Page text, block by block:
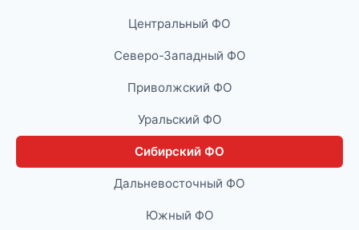
Центральный ФО
Северо-Западный ФО
Приволжский ФО
Уральский ФО
Сибирский ФО
Дальневосточный ФО
Южный ФО